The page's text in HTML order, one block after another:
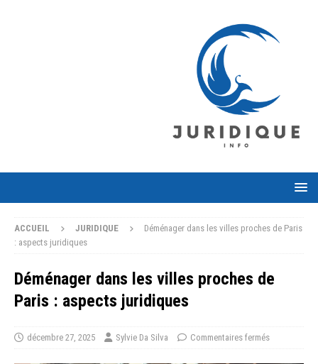
ACCUEIL JURIDIQUE
Déménager dans les villes proches de Paris
: aspects juridiques
Déménager dans les villes proches de
Paris : aspects juridiques
décembre 27, 2025 Sylvie Da Silva Commentaires fermés